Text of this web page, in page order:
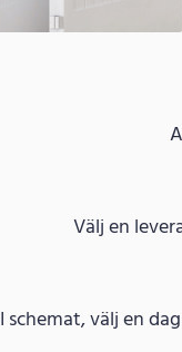
Välj en
I schemat, välj en